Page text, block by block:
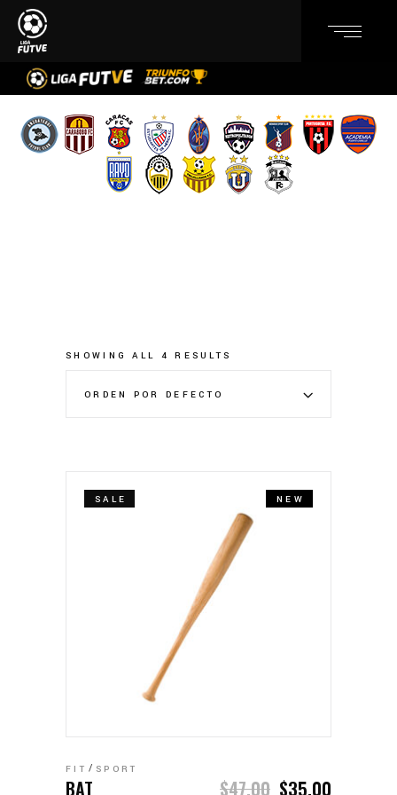
SHOWING ALL 4 RESULTS
ORDEN POR DEFECTO
SALE NEW
FIT SPORT
BAT $47.00 $35.00